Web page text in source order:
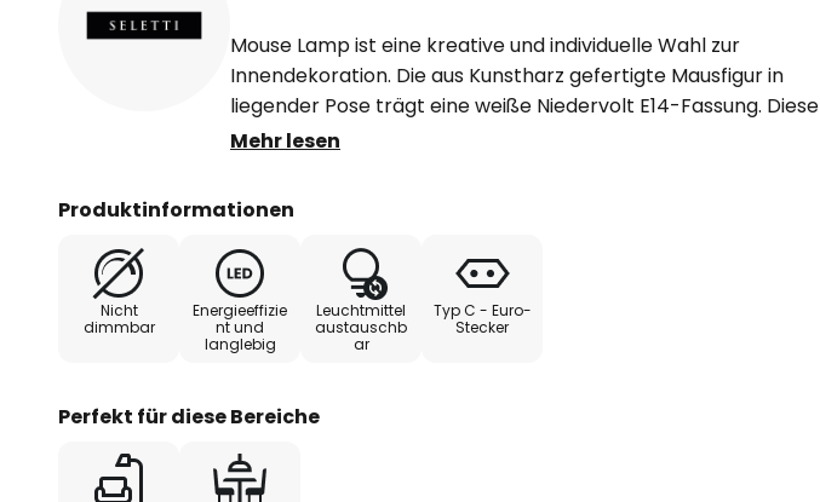
Mouse Lamp ist eine kreative und individuelle Wahl zur
Innendekoration. Die aus Kunstharz gefertigte Mausfigur in
liegender Pose trägt eine weiße Niedervolt E14-Fassung. Diese
ist mit einer LED-Filamentlampe mit klarem Kolben bestückt.
Mehr lesen
Produktinformationen
Nicht
dimmbar
Energieeffizie
nt und
langlebig
Leuchtmittel
austauschb
ar
Typ C - Euro-
Stecker
Perfekt für diese Bereiche